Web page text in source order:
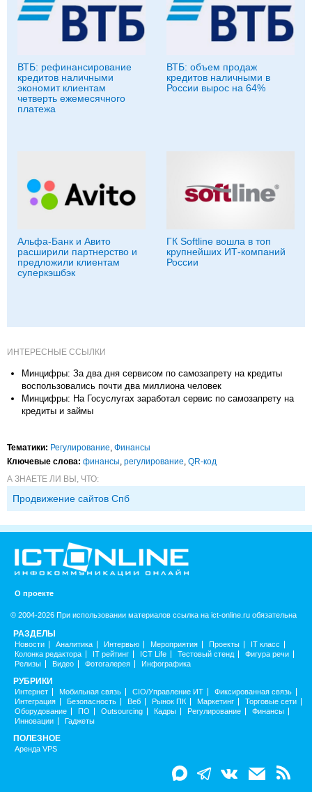
ВТБ: рефинансирование
кредитов наличными
экономит клиентам
четверть ежемесячного
платежа
ВТБ: объем продаж
кредитов наличными в
России вырос на 64%
Альфа-Банк и Авито
расширили партнерство и
предложили клиентам
суперкэшбэк
ГК Softline вошла в топ
крупнейших ИТ-компаний
России
ИНТЕРЕСНЫЕ ССЫЛКИ
Минцифры: За два дня сервисом по самозапрету на кредиты
воспользовались почти два миллиона человек
Минцифры: На Госуслугах заработал сервис по самозапрету на
кредиты и займы
Тематики: Регулирование Финансы
Ключевые слова: финансы регулирование QR-код
А ЗНАЕТЕ ЛИ ВЫ, ЧТО:
Продвижение сайтов Спб
О проекте
© 2004-2026 При использовании материалов ссылка на ict-online.ru обязательна
РАЗДЕЛЫ
Новости Аналитика Интервью Мероприятия Проекты
IT класс
Колонка редактора
IT рейтинг ICT Life Тестовый стенд
Фигура речи
Релизы
Видео Фотогалерея Инфографика
РУБРИКИ
Интернет Мобильная связь CIO/Управление ИТ
Фиксированная связь
Интеграция
Безопасность Веб Рынок ПК Маркетинг
Торговые сети
Оборудование
ПО Outsourcing Кадры Регулирование
Финансы
Инновации
Гаджеты
ПОЛЕЗНОЕ
Аренда VPS